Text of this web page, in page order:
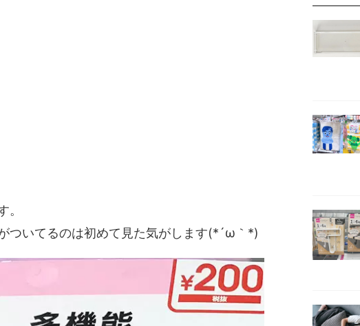
。
ついてるのは初めて見た気がします(*´ω｀*)